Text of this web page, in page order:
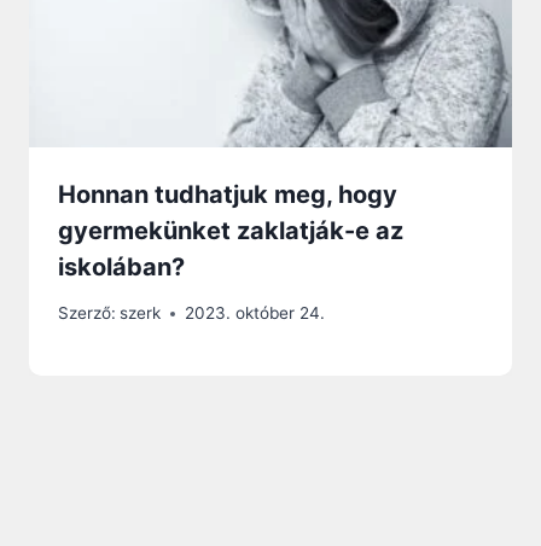
Honnan tudhatjuk meg, hogy
gyermekünket zaklatják-e az
iskolában?
Szerző: szerk 2023. október 24.